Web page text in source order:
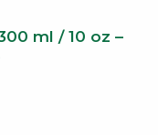
ml / 10 oz –